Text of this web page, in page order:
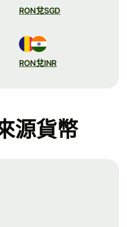
RON兌SGD
RON兌INR
源貨幣